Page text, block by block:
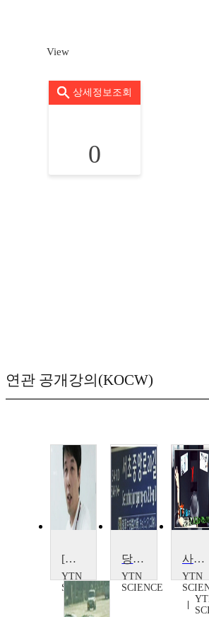
View
상세정보조회
0
연관 공개강의(KOCW)
[마이웨이] 도로위의 숨은 주역, 김진우 연구원
YTN
SCIENCE
당신의 도로명 주소를 아십니까?
YTN
SCIENCE
사고 막는 IT 기술, 도로교통
YTN